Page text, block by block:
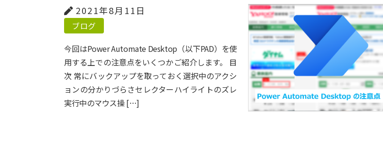
2021年8月11日
ブログ
今回はPower Automate Desktop（以下PAD）を使
用する上での注意点をいくつかご紹介します。 目
次 常にバックアップを取っておく選択中のアクシ
ョンの分かりづらさセレクターハイライトのズレ
実行中のマウス操 […]